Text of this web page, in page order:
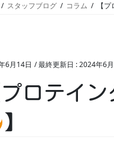
スタッフブログ コラム 【
6月14日 / 最終更新日 :2024年6
プロテイ
】